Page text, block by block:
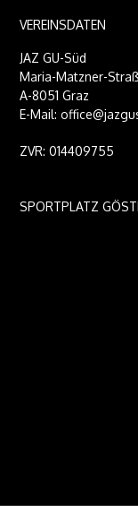
VEREINSDATEN
JAZ GU-Süd
Maria-Matzner-
A-8051 Graz
E-Mail:
ZVR: 014409755
SPORTPLATZ